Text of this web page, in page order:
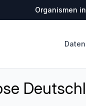
Organismen
Daten